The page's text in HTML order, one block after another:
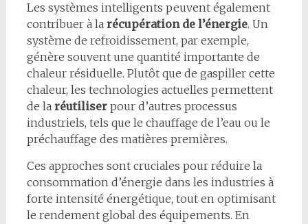
Les systèmes intelligents peuvent également
contribuer à la récupération de l’énergie. Un
système de refroidissement, par exemple,
génère souvent une quantité importante de
chaleur résiduelle. Plutôt que de gaspiller cette
chaleur, les technologies actuelles permettent
de la réutiliserpour d’autres processus
industriels, tels que le chauffage de l’eau ou le
préchauffage des matières premières.
Ces approches sont cruciales pour réduire la
consommation d’énergie dans les industries à
forte intensité énergétique, tout en optimisant
le rendement global des équipements. En